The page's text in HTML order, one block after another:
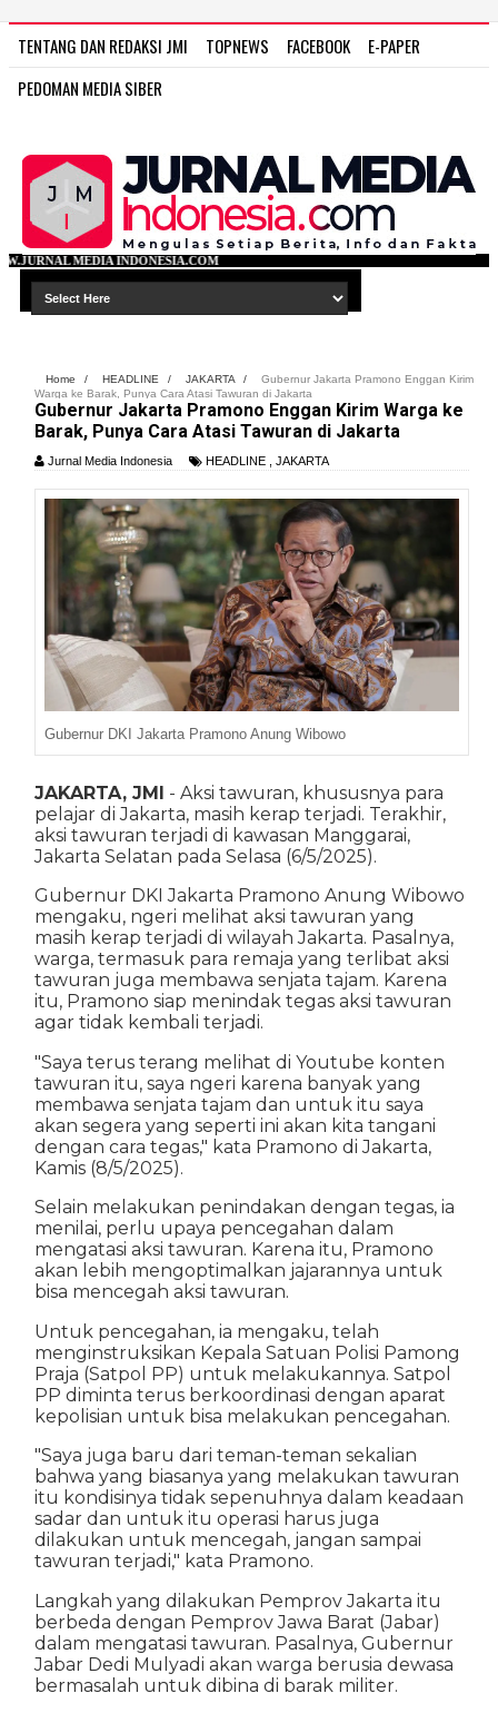
TENTANG DAN REDAKSI JMI TOPNEWS FACEBOOK
E-PAPER
PEDOMAN MEDIA SIBER
Home / HEADLINE / JAKARTA /
Gubernur Jakarta Pramono Enggan Kirim
Warga ke Barak, Punya Cara Atasi Tawuran di Jakarta
Gubernur Jakarta Pramono Enggan Kirim Warga ke
Barak, Punya Cara Atasi Tawuran di Jakarta
Jurnal Media Indonesia HEADLINE JAKARTA
Gubernur DKI Jakarta Pramono Anung Wibowo
JAKARTA, JMI - Aksi tawuran, khususnya para
pelajar di Jakarta, masih kerap terjadi. Terakhir,
aksi tawuran terjadi di kawasan Manggarai,
Jakarta Selatan pada Selasa (6/5/2025).
Gubernur DKI Jakarta Pramono Anung Wibowo
mengaku, ngeri melihat aksi tawuran yang
masih kerap terjadi di wilayah Jakarta. Pasalnya,
warga, termasuk para remaja yang terlibat aksi
tawuran juga membawa senjata tajam. Karena
itu, Pramono siap menindak tegas aksi tawuran
agar tidak kembali terjadi.
"Saya terus terang melihat di Youtube konten
tawuran itu, saya ngeri karena banyak yang
membawa senjata tajam dan untuk itu saya
akan segera yang seperti ini akan kita tangani
dengan cara tegas," kata Pramono di Jakarta,
Kamis (8/5/2025).
Selain melakukan penindakan dengan tegas, ia
menilai, perlu upaya pencegahan dalam
mengatasi aksi tawuran. Karena itu, Pramono
akan lebih mengoptimalkan jajarannya untuk
bisa mencegah aksi tawuran.
Untuk pencegahan, ia mengaku, telah
menginstruksikan Kepala Satuan Polisi Pamong
Praja (Satpol PP) untuk melakukannya. Satpol
PP diminta terus berkoordinasi dengan aparat
kepolisian untuk bisa melakukan pencegahan.
"Saya juga baru dari teman-teman sekalian
bahwa yang biasanya yang melakukan tawuran
itu kondisinya tidak sepenuhnya dalam keadaan
sadar dan untuk itu operasi harus juga
dilakukan untuk mencegah, jangan sampai
tawuran terjadi," kata Pramono.
Langkah yang dilakukan Pemprov Jakarta itu
berbeda dengan Pemprov Jawa Barat (Jabar)
dalam mengatasi tawuran. Pasalnya, Gubernur
Jabar Dedi Mulyadi akan warga berusia dewasa
bermasalah untuk dibina di barak militer.